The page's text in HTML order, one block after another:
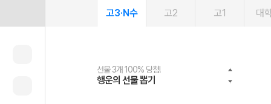
고3·N수 고2 고1 대
선물 3개 100% 당첨!
행운의 선물 뽑기
선물 100% 증정!
메가스터디 X 올리브
여름방학 스터디 캐시백
메가런 썸머스쿨
2027 러셀 단과
강사 공개선발
스마트러닝앱
설문 EVENT
메가패스
3일 무료 체험권
메가패스 수강생 무료혜택!
메가클럽 멤버십
사회공헌 캠페인
희망이룸 메가나눔